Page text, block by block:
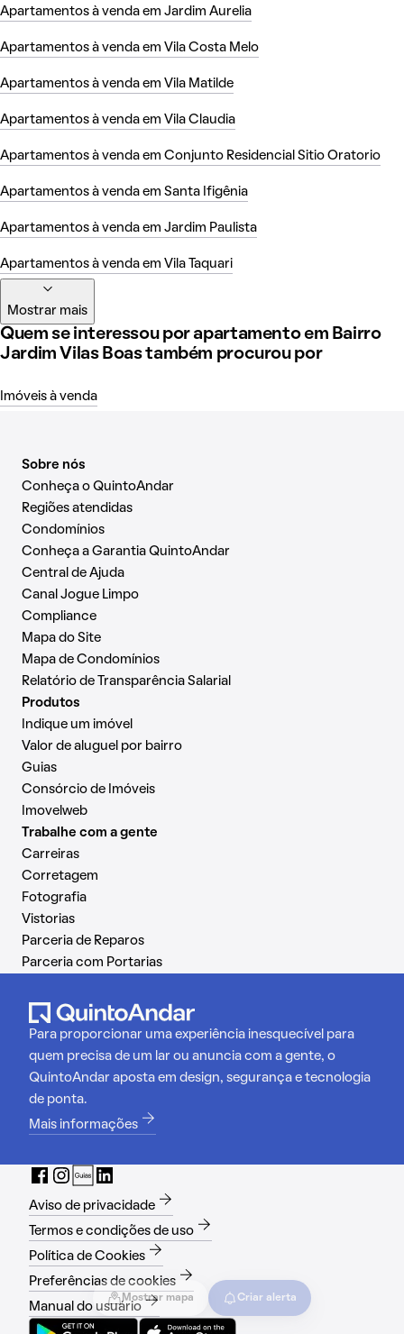
Mostrar mapa Criar alerta
Apartamentos à venda em Jardim Aurelia
Apartamentos à venda em Vila Costa Melo
Apartamentos à venda em Vila Matilde
Apartamentos à venda em Vila Claudia
Apartamentos à venda em Conjunto Residencial Sitio Oratorio
Apartamentos à venda em Santa Ifigênia
Apartamentos à venda em Jardim Paulista
Apartamentos à venda em Vila Taquari
Mostrar mais
Quem se interessou por apartamento em Bairro
Jardim Vilas Boas também procurou por
Imóveis à venda
Sobre nós
Conheça o QuintoAndar
Regiões atendidas
Condomínios
Conheça a Garantia QuintoAndar
Central de Ajuda
Canal Jogue Limpo
Compliance
Mapa do Site
Mapa de Condomínios
Relatório de Transparência Salarial
Produtos
Indique um imóvel
Valor de aluguel por bairro
Guias
Consórcio de Imóveis
Imovelweb
Trabalhe com a gente
Carreiras
Corretagem
Fotografia
Vistorias
Parceria de Reparos
Parceria com Portarias
Para proporcionar uma experiência inesquecível para
quem precisa de um lar ou anuncia com a gente, o
QuintoAndar aposta em design, segurança e tecnologia
de ponta.
Mais informações
Aviso de privacidade
Termos e condições de uso
Política de Cookies
Preferências de cookies
Manual do usuário